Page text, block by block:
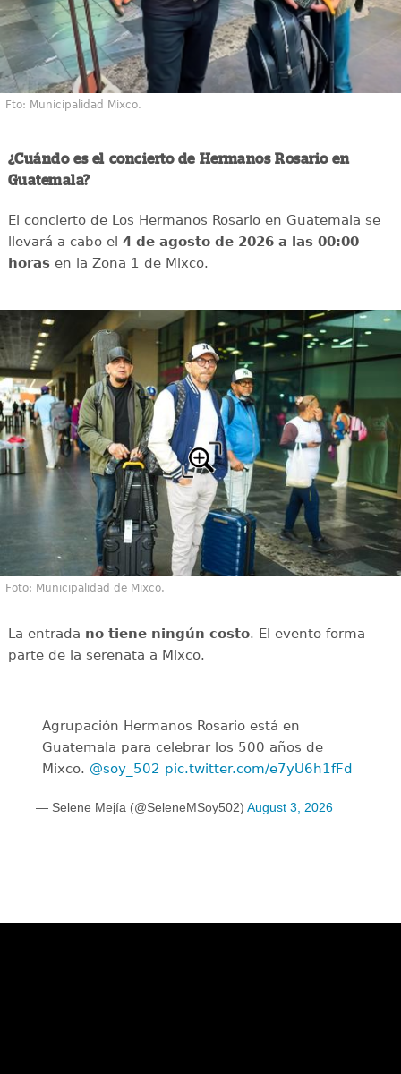
Fto: Municipalidad Mixco.
¿Cuándo es el concierto de Hermanos Rosario en
Guatemala?
El concierto de Los Hermanos Rosario en Guatemala se
llevará a cabo el 4 de agosto de 2026 a las 00:00
horasen la Zona 1 de Mixco.
Foto: Municipalidad de Mixco.
La entrada no tiene ningún costo. El evento forma
parte de la serenata a Mixco.
Agrupación Hermanos Rosario está en
Guatemala para celebrar los 500 años de
Mixco. @soy_502 pic.twitter.com/e7yU6h1fFd
— Selene Mejía (@SeleneMSoy502) August 3, 2026